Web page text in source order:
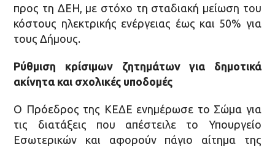
προς τη ΔΕΗ, με στόχο τη σταδιακή μείωση του
κόστους ηλεκτρικής ενέργειας έως και 50% για
τους Δήμους.
Ρύθμιση κρίσιμων ζητημάτων για δημοτικά
ακίνητα και σχολικές υποδομές
Ο Πρόεδρος της ΚΕΔΕ ενημέρωσε το Σώμα για
τις διατάξεις που απέστειλε το Υπουργείο
Εσωτερικών και αφορούν πάγιο αίτημα της